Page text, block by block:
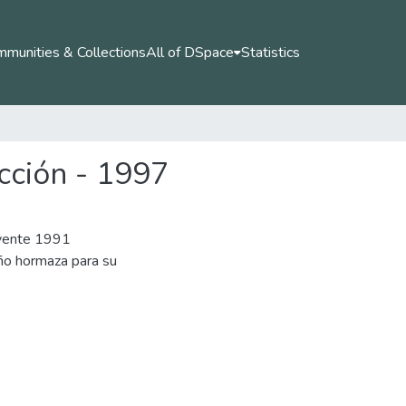
& CollectionsAll of DSpace Statistics
- 1997
1991
hormaza para su